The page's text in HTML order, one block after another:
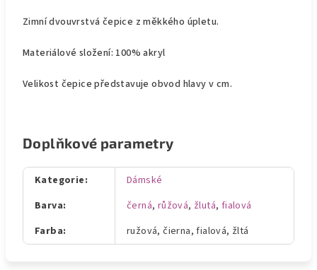
Zimní dvouvrstvá čepice z měkkého úpletu.
Materiálové složení: 100% akryl
Velikost čepice představuje obvod hlavy v cm.
Doplňkové parametry
Kategorie:
Dámské
Barva: černá, růžová, žlutá, fialová
Farba: ružová, čierna, fialová, žltá